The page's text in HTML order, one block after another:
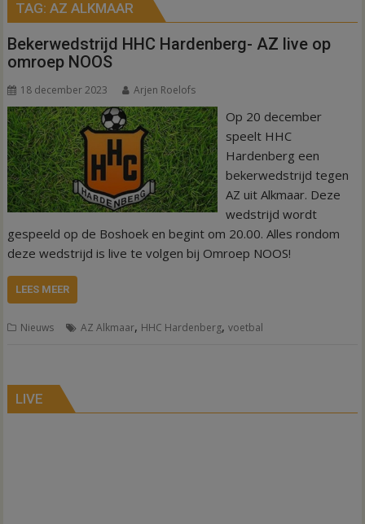
TAG:AZ ALKMAAR
Bekerwedstrijd HHC Hardenberg- AZ live op
omroep NOOS
18 december 2023 Arjen Roelofs
Op 20 december
speelt HHC
Hardenberg een
bekerwedstrijd tegen
AZ uit Alkmaar. Deze
wedstrijd wordt
gespeeld op de Boshoek en begint om 20.00. Alles rondom
deze wedstrijd is live te volgen bij Omroep NOOS!
LEES MEER
Nieuws AZ Alkmaar, HHC Hardenberg,voetbal
LIVE